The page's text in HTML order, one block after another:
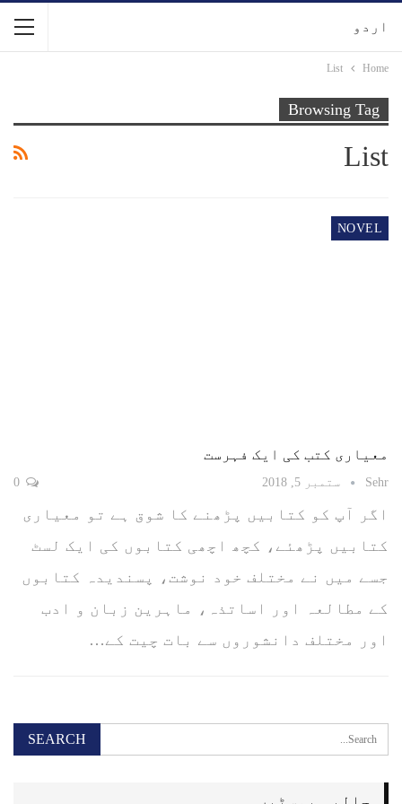
اردو
Home
List
Browsing Tag
List
NOVEL
معیاری کتب کی ایک فہرست
Sehr ستمبر 5, 2018
اگر آپ کو کتابیں پڑھنے کا شوق ہے تو معیاری
کتابیں پڑھئے، کچھ اچھی کتابوں کی ایک لسٹ
جسے میں نے مختلف خود نوشت، پسندیدہ کتابوں
کے مطالعہ اور اساتذہ، ماہرین زبان و ادب
اور مختلف دانشوروں سے بات چیت کے…